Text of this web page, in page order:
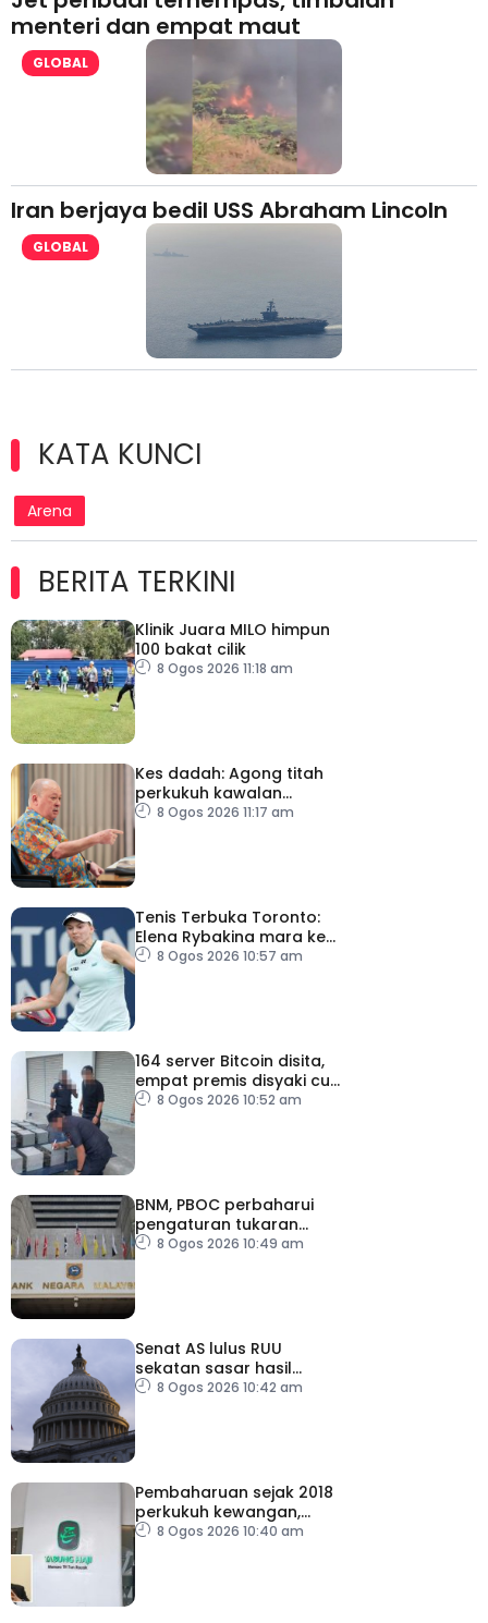
menteri dan empat maut
GLOBAL
Iran berjaya bedil USS Abraham Lincoln
GLOBAL
KATA KUNCI
Arena
BERITA TERKINI
Klinik Juara MILO himpun
100 bakat cilik
8 Ogos 2026 11:18 am
Kes dadah: Agong titah
perkukuh kawalan
lapangan terbang, pintu
8 Ogos 2026 11:17 am
Tenis Terbuka Toronto:
Elena Rybakina mara ke
pusingan keempat
8 Ogos 2026 10:57 am
164 server Bitcoin disita,
empat premis disyaki curi
elektrik
8 Ogos 2026 10:52 am
BNM, PBOC perbaharui
pengaturan tukaran
mata wang hingga 2031
8 Ogos 2026 10:49 am
Senat AS lulus RUU
sekatan sasar hasil
tenaga Rusia
8 Ogos 2026 10:42 am
Pembaharuan sejak 2018
perkukuh kewangan,
tadbir urus TH – Pakar
8 Ogos 2026 10:40 am